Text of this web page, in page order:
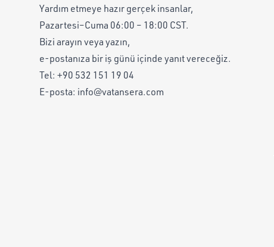
Yardım etmeye hazır gerçek insanlar,
Pazartesi–Cuma 06:00 – 18:00 CST.
Bizi arayın veya yazın,
e-postanıza bir iş günü içinde yanıt vereceğiz.
Tel: +90 532 151 19 04
E-posta: info@vatansera.com